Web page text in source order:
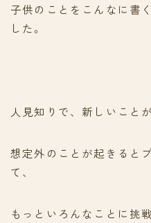
子供のことをこんなに書
した。
人見知りで、新しいこと
想定外のことが起きると
て、
もっといろんなことに挑